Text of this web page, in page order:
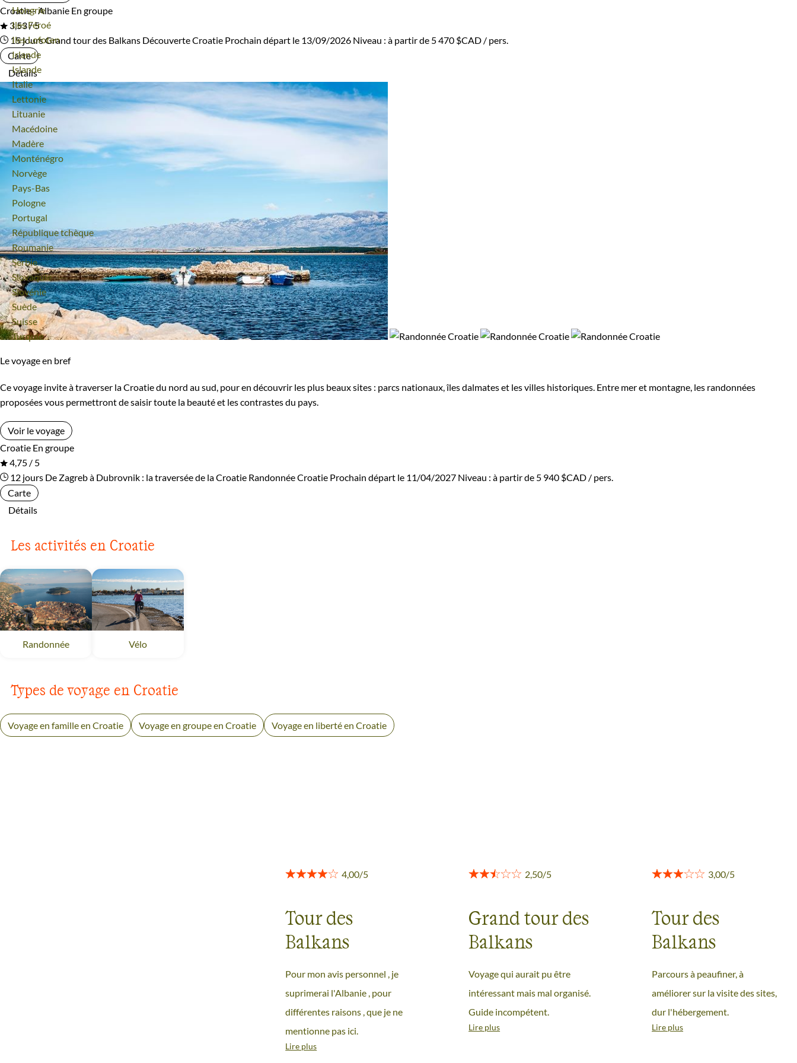
Voyage
Hongrie
Voyage
Iles Féroé
Voyage
Iles Lofoten
Voyage
Irlande
Voyage
Islande
Voyage
Italie
Voyage
Lettonie
Voyage
Lituanie
Voyage
Macédoine
Voyage
Madère
Voyage
Monténégro
Voyage
Norvège
Voyage
Pays-Bas
Voyage
Pologne
Voyage
Portugal
Voyage
République tchèque
Voyage
Roumanie
Voyage
Serbie
Voyage
Slovaquie
Voyage
Slovénie
Voyage
Suède
Voyage
Suisse
Voyage
Turquie
Croatie - Albanie En groupe
3,53 / 5
15 joursGrand tour des Balkans Découverte Croatie Prochain départ le 13/09/2026 Niveau : à partir de 5 470 $CAD / pers.
Carte
Détails
Le voyage en bref
Ce voyage invite à traverser la Croatie du nord au sud, pour en découvrir les plus beaux sites : parcs nationaux, îles dalmates et les villes historiques. Entre mer et montagne, les randonnées
proposées vous permettront de saisir toute la beauté et les contrastes du pays.
Voir le voyage
Croatie En groupe
4,75 / 5
12 jours De Zagreb à Dubrovnik : la traversée de la Croatie Randonnée Croatie Prochain départ le 11/04/2027 Niveau : à partir de 5 940 $CAD / pers.
Carte
Détails
Les activités en Croatie
Randonnée Vélo
Types de voyage en Croatie
Voyage en famille en Croatie Voyage en groupe en Croatie Voyage en liberté en Croatie
Tour des
Balkans
Pour mon avis personnel , je
suprimerai l'Albanie , pour
différentes raisons , que je ne
mentionne pas ici.
Lire plus
Grand tour des
Balkans
Voyage qui aurait pu être
intéressant mais mal organisé.
Guide incompétent.
Lire plus
Tour des
Balkans
Parcours à peaufiner, à
améliorer sur la visite des sites,
dur l'hébergement.
Lire plus